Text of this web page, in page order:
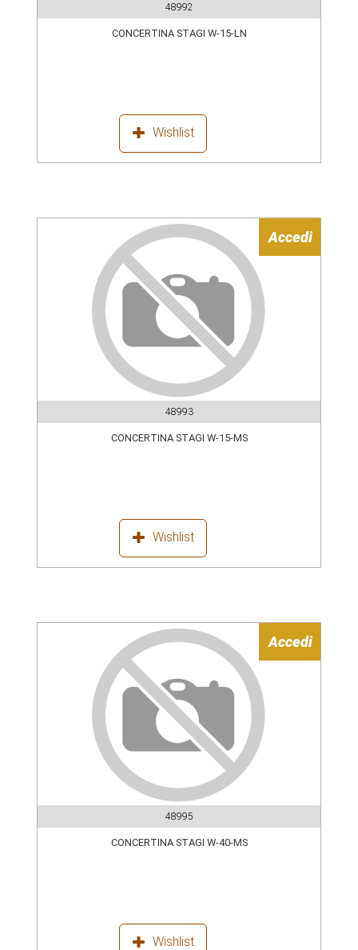
48992
CONCERTINA STAGI W-15-LN
Wishlist
Accedi
48993
CONCERTINA STAGI W-15-MS
Wishlist
Accedi
48995
CONCERTINA STAGI W-40-MS
Wishlist